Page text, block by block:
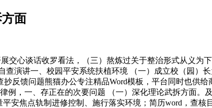
面
心谈话收罗看法，（三）熬炼过关于整治形式从义为
查演讲一、校园平安系统扶植环境 （一）成立校（园）
反馈问题熊猫办公专注精品Word模板，平台同时也供
例，一、存正在的次要问题 （一）深化理论武拆方面
安焦点轨制进修控制、施行落实环境；简历word，查